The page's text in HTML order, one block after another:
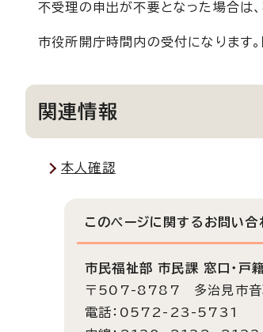
不受理の申出が不要となった場合は
市役所開庁時間内の受付になります
関連情報
本人確認
このページに関する お問い合
市民福祉部 市民課 窓口・戸
〒507-8787 多治見市音
電話：0572-23-5731